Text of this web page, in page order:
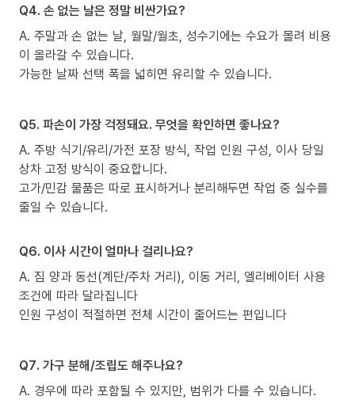
Q4. 손 없는 날은 정말 비싼가요?
A. 주말과 손 없는 날, 월말/월초, 성수기에는 수요가 몰려 비용
이 올라갈 수 있습니다.
가능한 날짜 선택 폭을 넓히면 유리할 수 있습니다.
Q5. 파손이 가장 걱정돼요. 무엇을 확인하면 좋나요?
A. 주방 식기/유리/가전 포장 방식, 작업 인원 구성, 이사 당일
상차 고정 방식이 중요합니다.
고가/민감 물품은 따로 표시하거나 분리해두면 작업 중 실수를
줄일 수 있습니다.
Q6. 이사 시간이 얼마나 걸리나요?
A. 짐 양과 동선(계단/주차 거리), 이동 거리, 엘리베이터 사용
조건에 따라 달라집니다
인원 구성이 적절하면 전체 시간이 줄어드는 편입니다
Q7. 가구 분해/조립도 해주나요?
A. 경우에 따라 포함될 수 있지만, 범위가 다를 수 있습니다.